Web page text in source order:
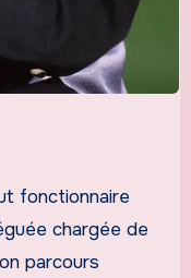
fonctionnaire
chargée de
parcours